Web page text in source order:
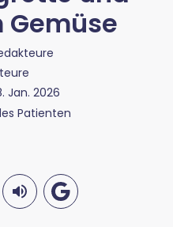
Jan. 2026
Patienten